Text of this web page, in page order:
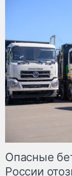
Опасные
России